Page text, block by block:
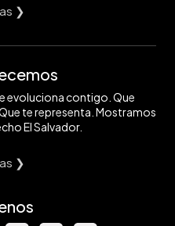
❯
evoluciona contigo. Que
te representa. Mostramos
El Salvador.
❯